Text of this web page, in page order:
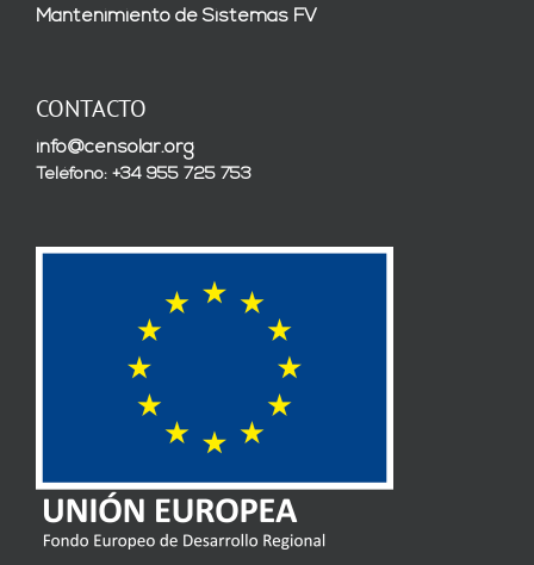
Mantenimiento de Sistemas FV
CONTACTO
info@censolar.org
Teléfono: +34 955 725 753